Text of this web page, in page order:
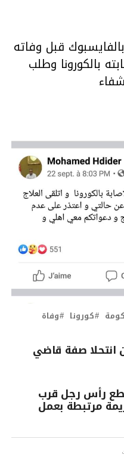
قبل وفاته
بالكورونا وطلب
كورونا وفاة
صفة قاضي
رأس رجل قرب
مرتبطة بعمل